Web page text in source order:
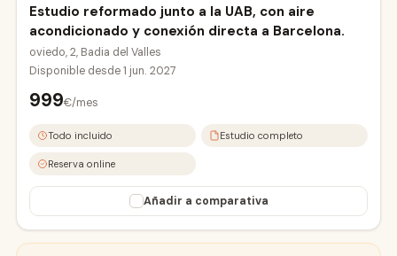
Estudio reformado junto a la UAB, con aire
acondicionado y conexión directa a Barcelona.
oviedo, 2, Badia del Valles
Disponible desde1 jun. 2027
999€/mes
Todo incluido Estudio completo
Reserva online
Añadir a comparativa